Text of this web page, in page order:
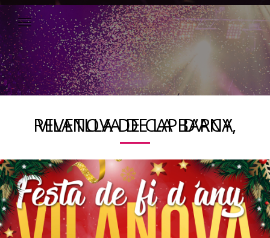
REVETLLA DE CAP D’ANY, VILANOVA DE LA BARCA